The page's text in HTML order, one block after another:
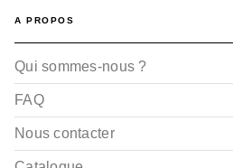
A PROPOS
Qui sommes-nous ?
FAQ
Nous contacter